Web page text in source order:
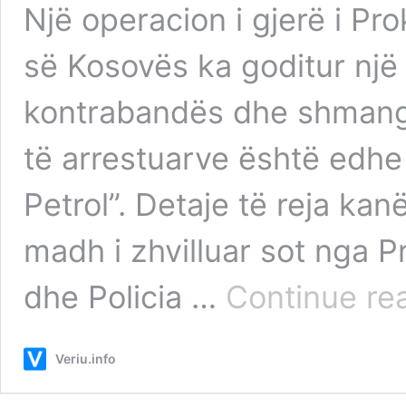
Një operacion i gjerë i
së Kosovës ka goditur
kontrabandës dhe
të arrestuarve është
Petrol”. Detaje të reja
madh i zhvilluar sot nga
dhe Policia … Continue
Veriu.info